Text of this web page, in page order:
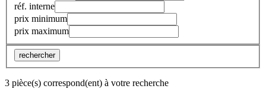
réf. interne
prix minimum
prix maximum
rechercher
3 pièce(s) correspond(ent) à votre recherche